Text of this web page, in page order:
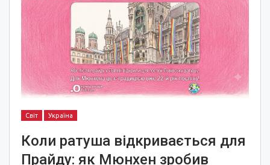
Світ Україна
Коли ратуша відкривається для
Прайду: як Мюнхен зробив